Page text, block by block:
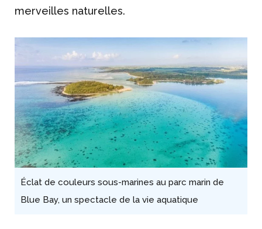
merveilles naturelles.
Éclat de couleurs sous-marines au parc marin de
Blue Bay, un spectacle de la vie aquatique